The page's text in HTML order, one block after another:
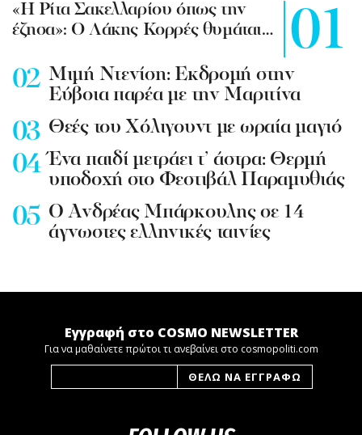
«Η Ρίτα Σακελλαρίου όπως την
έζησα»: Ο Λάκης Κορρές θυμάται…
Mιμή Ντενίση: Εκδρομή στην
Εύβοια παρέα με την Μαριτίνα
Θεές του Χόλιγουντ με ωραία μαγιό
Ένα παιδί μετράει τ’ άστρα: Θερμή
υποδοχή στο Φεστιβάλ Παραμυθιάς
Ο Ανδρέας Μπάρκουλης σε 14
άγνωστες ελληνικές ταινίες
Εγγραφή στο COSMO NEWSLETTER
Για να μαθαίνετε πρώτοι τι ανεβαίνει στο cosmopoliti.com